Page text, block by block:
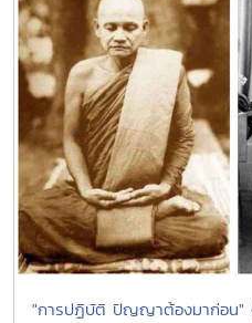
"การปฏิบัติ ปัญญาต้องมาก่อน"